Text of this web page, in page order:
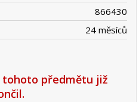
866430
24 měsíců
tohoto předmětu již